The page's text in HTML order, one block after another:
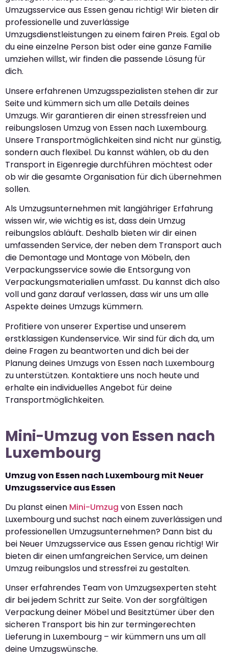
Umzugsservice aus Essen genau richtig! Wir bieten dir
professionelle und zuverlässige
Umzugsdienstleistungen zu einem fairen Preis. Egal ob
du eine einzelne Person bist oder eine ganze Familie
umziehen willst, wir finden die passende Lösung für
dich.
Unsere erfahrenen Umzugsspezialisten stehen dir zur
Seite und kümmern sich um alle Details deines
Umzugs. Wir garantieren dir einen stressfreien und
reibungslosen Umzug von Essen nach Luxembourg.
Unsere Transportmöglichkeiten sind nicht nur günstig,
sondern auch flexibel. Du kannst wählen, ob du den
Transport in Eigenregie durchführen möchtest oder
ob wir die gesamte Organisation für dich übernehmen
sollen.
Als Umzugsunternehmen mit langjähriger Erfahrung
wissen wir, wie wichtig es ist, dass dein Umzug
reibungslos abläuft. Deshalb bieten wir dir einen
umfassenden Service, der neben dem Transport auch
die Demontage und Montage von Möbeln, den
Verpackungsservice sowie die Entsorgung von
Verpackungsmaterialien umfasst. Du kannst dich also
voll und ganz darauf verlassen, dass wir uns um alle
Aspekte deines Umzugs kümmern.
Profitiere von unserer Expertise und unserem
erstklassigen Kundenservice. Wir sind für dich da, um
deine Fragen zu beantworten und dich bei der
Planung deines Umzugs von Essen nach Luxembourg
zu unterstützen. Kontaktiere uns noch heute und
erhalte ein individuelles Angebot für deine
Transportmöglichkeiten.
Mini-Umzug von Essen nach
Luxembourg
Umzug von Essen nach Luxembourg mit Neuer
Umzugsservice aus Essen
Du planst einen Mini-Umzug von Essen nach
Luxembourg und suchst nach einem zuverlässigen und
professionellen Umzugsunternehmen? Dann bist du
bei Neuer Umzugsservice aus Essen genau richtig! Wir
bieten dir einen umfangreichen Service, um deinen
Umzug reibungslos und stressfrei zu gestalten.
Unser erfahrendes Team von Umzugsexperten steht
dir bei jedem Schritt zur Seite. Von der sorgfältigen
Verpackung deiner Möbel und Besitztümer über den
sicheren Transport bis hin zur termingerechten
Lieferung in Luxembourg – wir kümmern uns um all
deine Umzugswünsche.